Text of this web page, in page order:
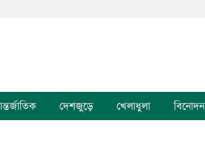
দেশজুড়ে খেলাধুলা বিনোদন